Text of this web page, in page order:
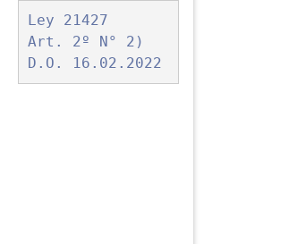
Ley 21427
Art. 2º N° 2)
D.O. 16.02.2022